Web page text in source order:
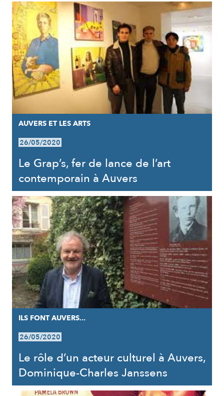
AUVERS ET LES ARTS
26/05/2020
Le Grap’s, fer de lance de l’art
contemporain à Auvers
ILS FONT AUVERS...
26/05/2020
Le rôle d’un acteur culturel à Auvers,
Dominique-Charles Janssens